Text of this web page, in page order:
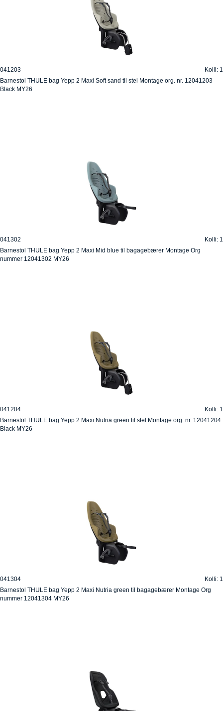
041203
Kolli: 1
Barnestol THULE bag Yepp 2 Maxi Soft sand til stel Montage org. nr. 12041203
Black MY26
041302
Kolli: 1
Barnestol THULE bag Yepp 2 Maxi Mid blue til bagagebærer Montage Org
nummer 12041302 MY26
041204
Kolli: 1
Barnestol THULE bag Yepp 2 Maxi Nutria green til stel Montage org. nr. 12041204
Black MY26
041304
Kolli: 1
Barnestol THULE bag Yepp 2 Maxi Nutria green til bagagebærer Montage Org
nummer 12041304 MY26